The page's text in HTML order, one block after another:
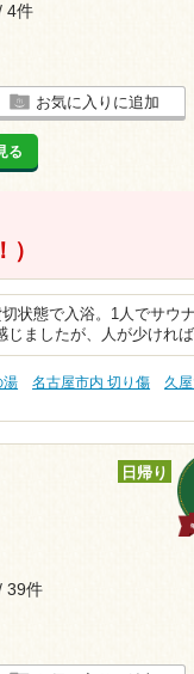
4件
お気に入りに追加
る
状態で入浴。1人でサウ
じましたが、人が少けれ
湯 名古屋市内 切り傷
久
日帰り
39件